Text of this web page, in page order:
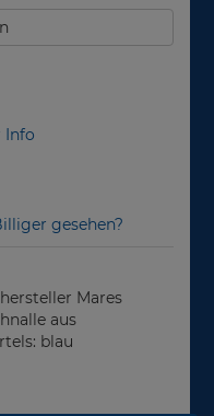
Info
gesehen?
Mares
aus
blau